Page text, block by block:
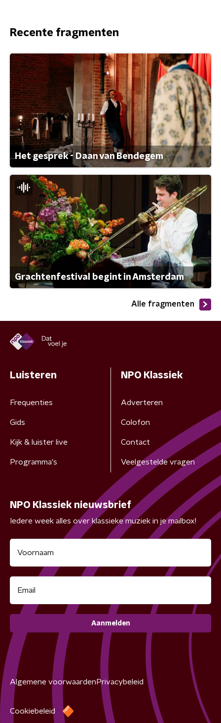
Recente fragmenten
Het gesprek - Daan van Bendegem
Grachtenfestival begint in Amsterdam
Alle fragmenten
Luisteren
Frequenties
Gids
Kijk & luister live
Programma's
NPO Klassiek
Adverteren
Colofon
Contact
Veelgestelde vragen
NPO Klassiek nieuwsbrief
Iedere week alles over klassieke muziek in je mailbox!
Aanmelden
Algemene voorwaarden Privacybeleid
Cookiebeleid